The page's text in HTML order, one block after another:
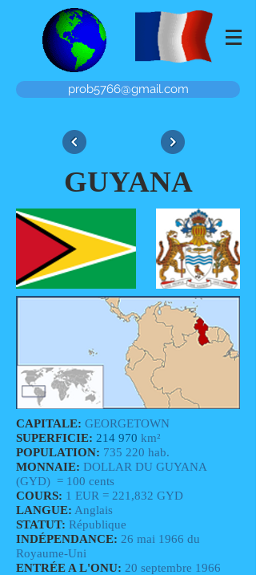
prob5766@gmail.com
GUYANA
CAPITALE: GEORGETOWN
SUPERFICIE: 214 970 km²
POPULATION: 735 220 hab.
MONNAIE: DOLLAR DU GUYANA
(GYD) = 100 cents
COURS: 1 EUR = 221,832 GYD
LANGUE: Anglais
STATUT: République
INDÉPENDANCE: 26 mai 1966 du
Royaume-Uni
ENTRÉE A L'ONU: 20 septembre 1966